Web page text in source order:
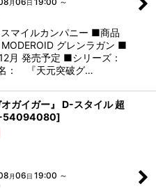
月 日
マイルカンパニー ■商品
グレンラガン ■
月 発売予定 ■シリーズ：
： 『天元突破グ…
オガイガー』 D-スタイル 超
54094080]
月06日 19:00 ～